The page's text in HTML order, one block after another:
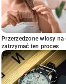
Przerzedzone włosy
zatrzymać ten proces